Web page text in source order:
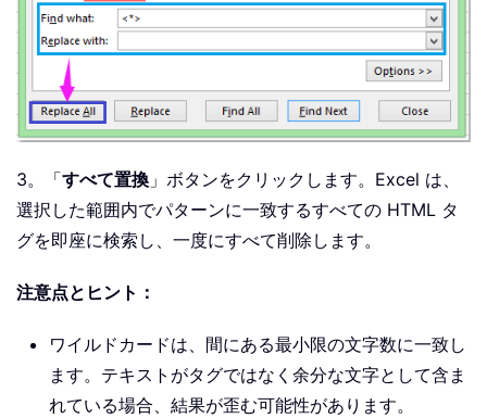
3。「すべて置換 」ボタンをクリックします。Excel は、
選択した範囲内でパターンに一致するすべての HTML タ
グを即座に検索し、一度にすべて削除します。
注意点とヒント：
ワイルドカードは、間にある最小限の文字数に一致し
ます。テキストがタグではなく余分な文字として含ま
れている場合、結果が歪む可能性があります。